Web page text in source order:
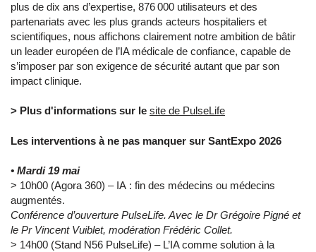
plus de dix ans d’expertise, 876 000 utilisateurs et des
partenariats avec les plus grands acteurs hospitaliers et
scientifiques, nous affichons clairement notre ambition de bâtir
un leader européen de l’IA médicale de confiance, capable de
s’imposer par son exigence de sécurité autant que par son
impact clinique.
> Plus d'informations sur le site de PulseLife
Les interventions à ne pas manquer sur SantExpo 2026
• Mardi 19 mai
> 10h00 (Agora 360) – IA : fin des médecins ou médecins
augmentés.
Conférence d’ouverture PulseLife. Avec le Dr Grégoire Pigné et
le Pr Vincent Vuiblet, modération Frédéric Collet.
> 14h00 (Stand N56 PulseLife) – L’IA comme solution à la